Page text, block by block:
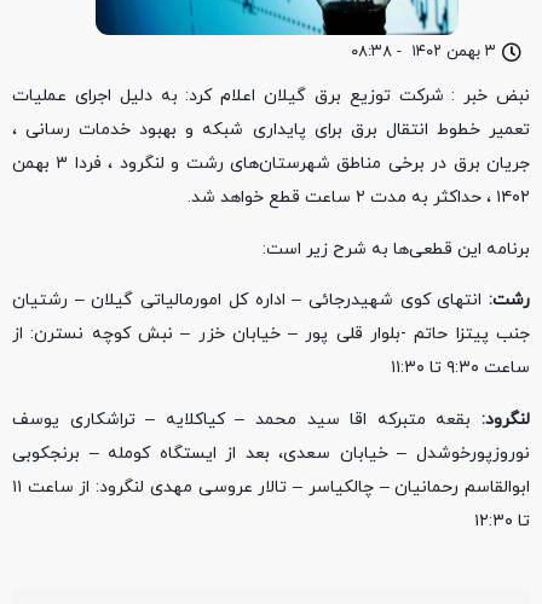
۳ بهمن ۱۴۰۲ - ۰۸:۳۸
نبض خبر : شرکت توزیع برق گیلان اعلام کرد: به دلیل اجرای عملیات
تعمیر خطوط انتقال برق برای پایداری شبکه و بهبود خدمات رسانی ،
جریان برق در برخی مناطق شهرستان‌های رشت و لنگرود ، فردا ۳ بهمن
۱۴۰۲ ، حداکثر به مدت ۲ ساعت قطع خواهد شد.
برنامه این قطعی‌ها به شرح زیر است:
رشت: انتهای کوی شهیدرجائی – اداره کل امورمالیاتی گیلان – رشتیان
جنب پیتزا حاتم -بلوار قلی پور – خیابان خزر – نبش کوچه نسترن: از
ساعت ۹:۳۰ تا ۱۱:۳۰
لنگرود: بقعه متبرکه اقا سید محمد – کیاکلایه – تراشکاری یوسف
نوروزپورخوشدل – خیابان سعدی، بعد از ایستگاه کومله – برنجکوبی
ابوالقاسم رحمانیان – چالکیاسر – تالار عروسی مهدی لنگرود: از ساعت ۱۱
تا ۱۲:۳۰